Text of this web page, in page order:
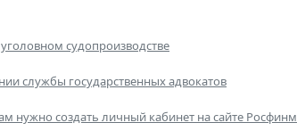
судопроизводстве
службы государственных адвокатов
нужно создать личный кабинет на сайте